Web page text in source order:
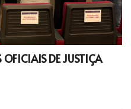
DE JUSTIÇA